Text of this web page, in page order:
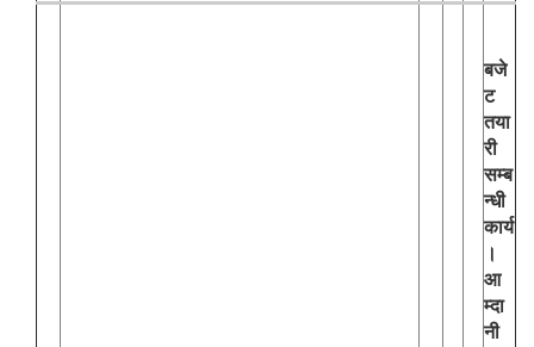
बजे
ट
तया
री
सम्ब
न्धी
कार्य
।
आ
म्दा
नी